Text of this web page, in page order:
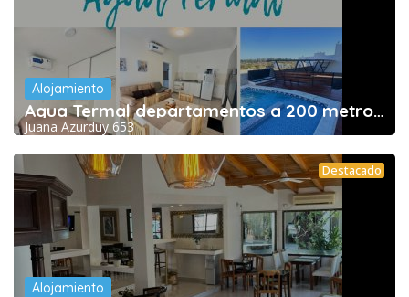
Alojamiento
Agua Termal departamentos a 200 metros de las
Juana Azurduy 653
Destacado
Alojamiento